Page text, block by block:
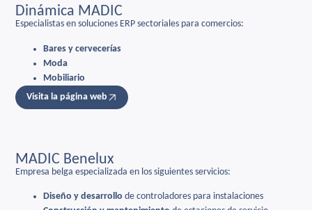
Dinámica MADIC
Especialistas en soluciones ERP sectoriales para comercios:
Bares y cervecerías
Moda
Mobiliario
Visita la página web
MADIC Benelux
Empresa belga especializada en los siguientes servicios:
Diseño y desarrollo de controladores para instalaciones